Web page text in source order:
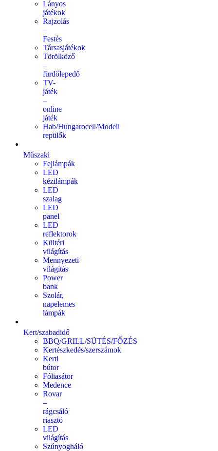
Lányos
játékok
Rajzolás
–
Festés
Társasjátékok
Törölköző
–
fürdőlepedő
TV-
játék
–
online
játék
Hab/Hungarocell/Modell
repülők
Műszaki
Fejlámpák
LED
kézilámpák
LED
szalag
LED
panel
LED
reflektorok
Kültéri
világítás
Mennyezeti
világítás
Power
bank
Szolár,
napelemes
lámpák
Kert/szabadidő
BBQ/GRILL/SÜTÉS/FŐZÉS
Kertészkedés/szerszámok
Kerti
bútor
Fóliasátor
Medence
Rovar
–
rágcsáló
riasztó
LED
világítás
Szúnyogháló